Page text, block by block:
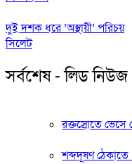
দুই দশক ধরে ‘অস্থায়ী’ পরিচয়
সিলেট
সর্বশেষ - লিড নিউজ
রক্তস্রোতে ভেসে
শব্দদূষণ ঠেকাতে